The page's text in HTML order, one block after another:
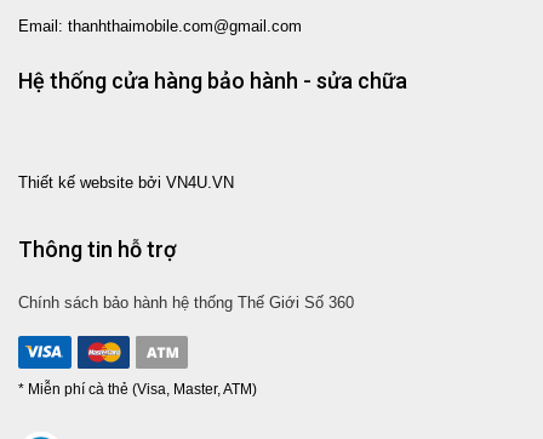
Email: thanhthaimobile.com@gmail.com
Hệ thống cửa hàng bảo hành - sửa chữa
Thiết kế website bởi VN4U.VN
Thông tin hỗ trợ
Chính sách bảo hành hệ thống Thế Giới Số 360
* Miễn phí cà thẻ (Visa, Master, ATM)